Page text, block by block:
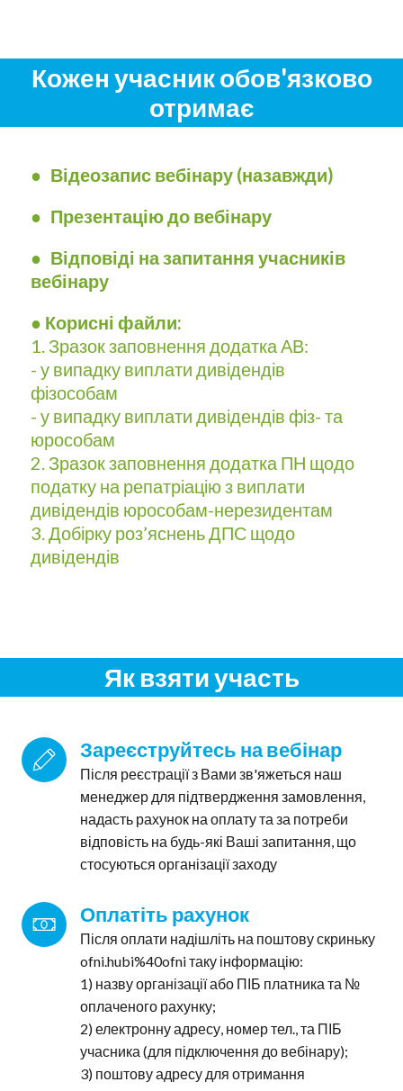
Кожен учасник обов'язково
отримає
● Відеозапис вебінару (назавжди)
● Презентацію до вебінару
● Відповіді на запитання учасників
вебінару
● Корисні файли:
1. Зразок заповнення додатка АВ:
- у випадку виплати дивідендів
фізособам
- у випадку виплати дивідендів фіз- та
юрособам
2. Зразок заповнення додатка ПН щодо
податку на репатріацію з виплати
дивідендів юрособам-нерезидентам
3. Добірку роз’яснень ДПС щодо
дивідендів
Як взяти участь
Зареєструйтесь на вебінар
Після реєстрації з Вами зв'яжеться наш
менеджер для підтвердження замовлення,
надасть рахунок на оплату та за потреби
відповість на будь-які Ваші запитання, що
стосуються організації заходу
Оплатіть рахунок
Після оплати надішліть на поштову скриньку
ofni.hubi%40ofni таку інформацію:
1) назву організації або ПІБ платника та №
оплаченого рахунку;
2) електронну адресу, номер тел., та ПІБ
учасника (для підключення до вебінару);
3) поштову адресу для отримання